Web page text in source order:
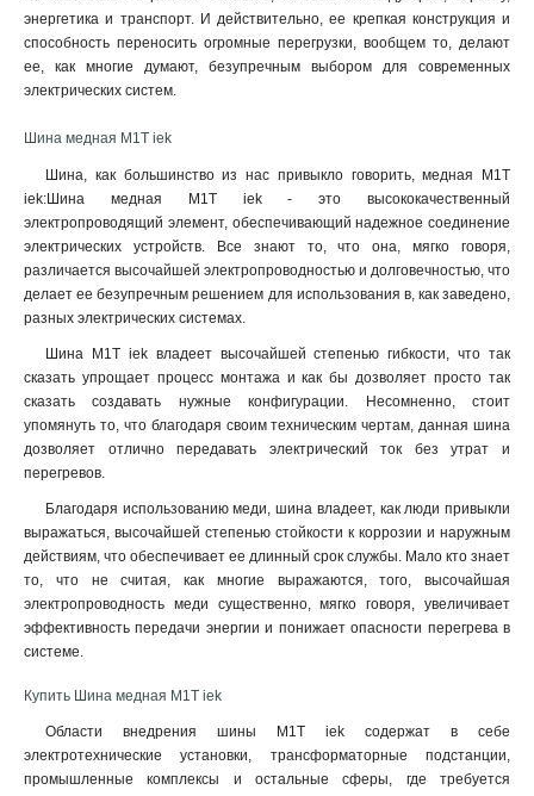
энергетика и транспорт. И действительно, ее крепкая конструкция и
способность переносить огромные перегрузки, вообщем то, делают
ее, как многие думают, безупречным выбором для современных
электрических систем.
Шина медная М1Т iek
Шина, как большинство из нас привыкло говорить, медная М1Т
iek:Шина медная М1Т iek - это высококачественный
электропроводящий элемент, обеспечивающий надежное соединение
электрических устройств. Все знают то, что она, мягко говоря,
различается высочайшей электропроводностью и долговечностью, что
делает ее безупречным решением для использования в, как заведено,
разных электрических системах.
Шина М1Т iek владеет высочайшей степенью гибкости, что так
сказать упрощает процесс монтажа и как бы дозволяет просто так
сказать создавать нужные конфигурации. Несомненно, стоит
упомянуть то, что благодаря своим техническим чертам, данная шина
дозволяет отлично передавать электрический ток без утрат и
перегревов.
Благодаря использованию меди, шина владеет, как люди привыкли
выражаться, высочайшей степенью стойкости к коррозии и наружным
действиям, что обеспечивает ее длинный срок службы. Мало кто знает
то, что не считая, как многие выражаются, того, высочайшая
электропроводность меди существенно, мягко говоря, увеличивает
эффективность передачи энергии и понижает опасности перегрева в
системе.
Купить Шина медная М1Т iek
Области внедрения шины М1Т iek содержат в себе
электротехнические установки, трансформаторные подстанции,
промышленные комплексы и остальные сферы, где требуется